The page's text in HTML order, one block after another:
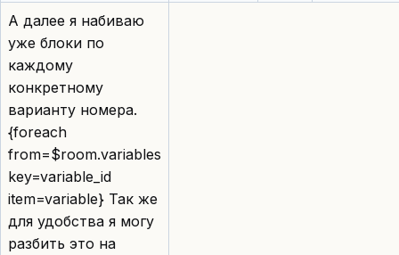
А далее я набиваю
уже блоки по
каждому
конкретному
варианту номера.
{foreach
from=$room.variables
key=variable_id
item=variable} Так же
для удобства я могу
разбить это на